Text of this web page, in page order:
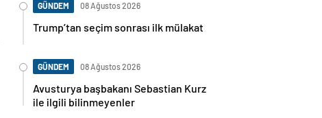
GÜNDEM 08 Ağustos 2026
Trump’tan seçim sonrası ilk mülakat
GÜNDEM 08 Ağustos 2026
Avusturya başbakanı Sebastian Kurz
ile ilgili bilinmeyenler